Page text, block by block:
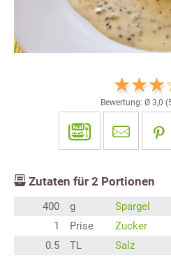
Bewertung: Ø 3,0 (
Zutaten für 2 Portionen
400 g
Spargel
1
Prise
Zucker
0.5
TL
Salz